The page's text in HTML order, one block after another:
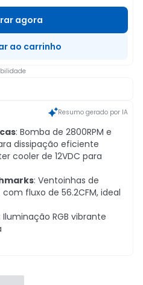
agora
ao carrinho
Resumo gerado por IA
: Bomba de 2800RPM e
dissipação eficiente
cooler de 12VDC para
: Ventoinhas de
fluxo de 56.2CFM, ideal
: Iluminação RGB vibrante